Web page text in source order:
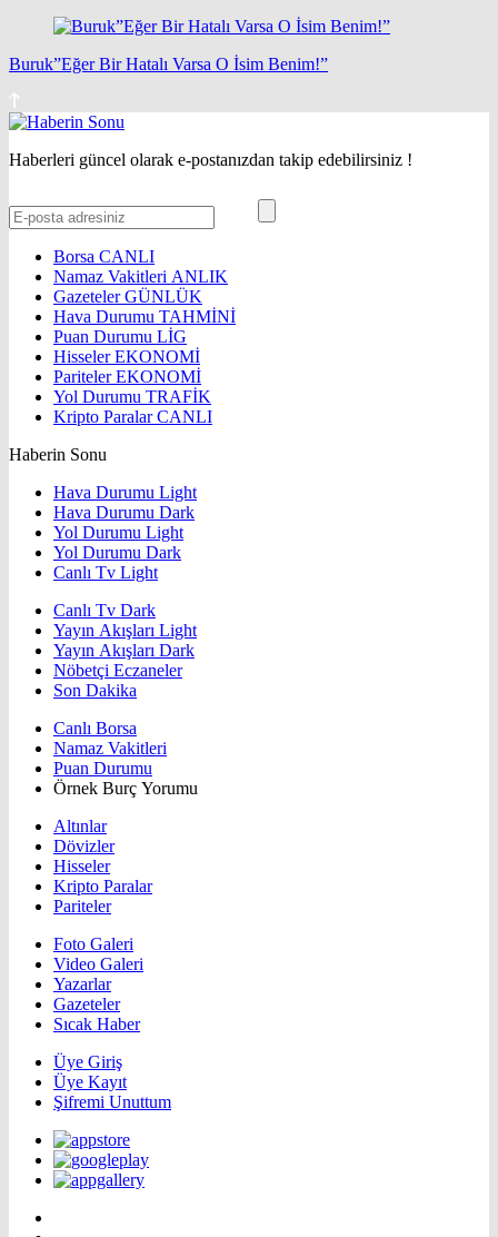
Buruk”Eğer Bir Hatalı Varsa O İsim Benim!”
Haberleri güncel olarak e-postanızdan takip edebilirsiniz !
Borsa CANLI
Namaz Vakitleri ANLIK
GazetelerGÜNLÜK
Hava Durumu TAHMİNİ
Puan Durumu LİG
HisselerEKONOMİ
ParitelerEKONOMİ
Yol Durumu TRAFİK
Kripto ParalarCANLI
Haberin Sonu
Hava Durumu Light
Hava Durumu Dark
Yol Durumu Light
Yol Durumu Dark
Canlı Tv Light
Canlı Tv Dark
Yayın Akışları Light
Yayın Akışları Dark
Nöbetçi Eczaneler
Son Dakika
Canlı Borsa
Namaz Vakitleri
Puan Durumu
Örnek Burç Yorumu
Altınlar
Dövizler
Hisseler
Kripto Paralar
Pariteler
Foto Galeri
Video Galeri
Yazarlar
Gazeteler
Sıcak Haber
Üye Giriş
Üye Kayıt
Şifremi Unuttum